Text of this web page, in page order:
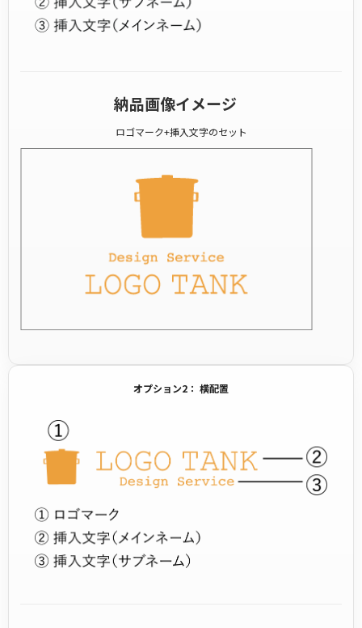
納品画像イメージ
ロゴマーク+挿入文字のセット
オプション2： 横配置